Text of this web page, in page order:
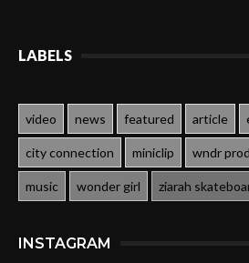
LABELS
video news featured article
city connection miniclip wndr
music wonder girl ziarah
INSTAGRAM